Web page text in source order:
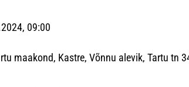
09:00
maakond, Kastre, Võnnu alevik, Tartu tn